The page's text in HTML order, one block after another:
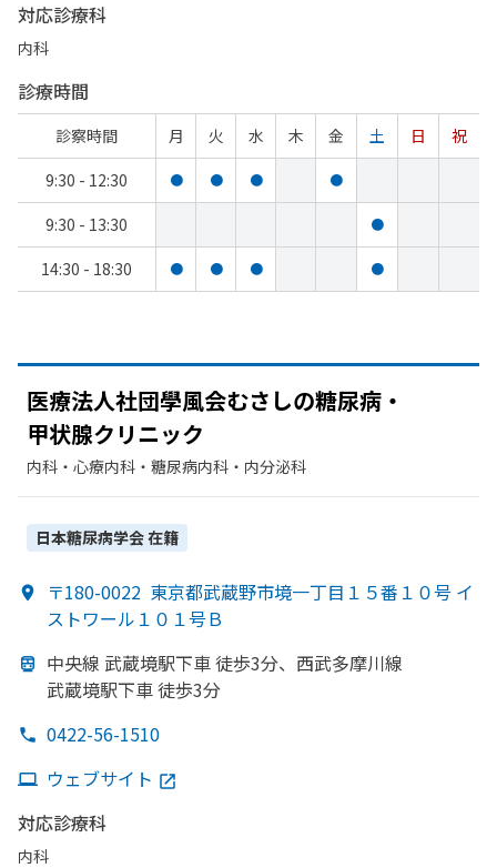
対応診療科
内科
診療時間
診察時間 月 火 水 木 金 土 日
祝
9:30 - 12:30
● ● ● ●
9:30 - 13:30 ●
14:30 - 18:30 ● ● ● ●
医療法人社団學風会むさしの糖尿病・
甲状腺クリニック
内科・​心療内科・​糖尿病内科・​内分泌科
日本糖尿病学会在籍
〒180-0022 東京都武蔵野市境一丁目１５番１０号 イ
ストワール１０１号Ｂ
中央線 武蔵境駅下車 徒歩3分、 西武多摩川線
武蔵境駅下車 徒歩3分
0422-56-1510
ウェブサイト
対応診療科
内科